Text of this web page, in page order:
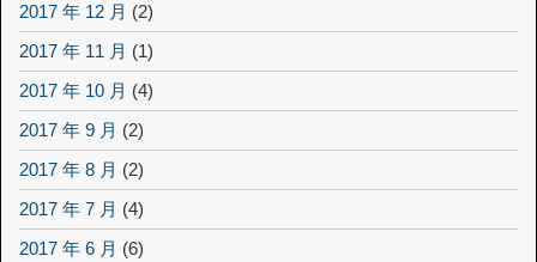
2017 年 12 月 (2)
2017 年 11 月 (1)
2017 年 10 月 (4)
2017 年 9 月 (2)
2017 年 8 月 (2)
2017 年 7 月 (4)
2017 年 6 月 (6)